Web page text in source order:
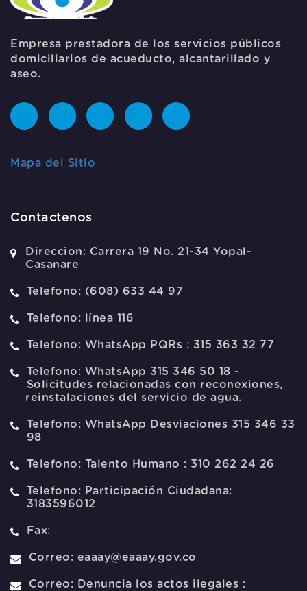
Empresa prestadora de los servicios públicos
domiciliarios de acueducto, alcantarillado y
aseo.
Mapa del Sitio
Contactenos
Direccion: Carrera 19 No. 21-34 Yopal-
Casanare
Telefono: (608) 633 44 97
Telefono: línea 116
Telefono: WhatsApp PQRs : 315 363 32 77
Telefono: WhatsApp 315 346 50 18 -
Solicitudes relacionadas con reconexiones,
reinstalaciones del servicio de agua.
Telefono: WhatsApp Desviaciones 315 346 33
98
Telefono: Talento Humano : 310 262 24 26
Telefono: Participación Ciudadana:
3183596012
Fax:
Correo: eaaay@eaaay.gov.co
Correo: Denuncia los actos ilegales :